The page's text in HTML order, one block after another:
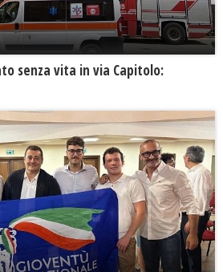
senza vita in via Capitolo: